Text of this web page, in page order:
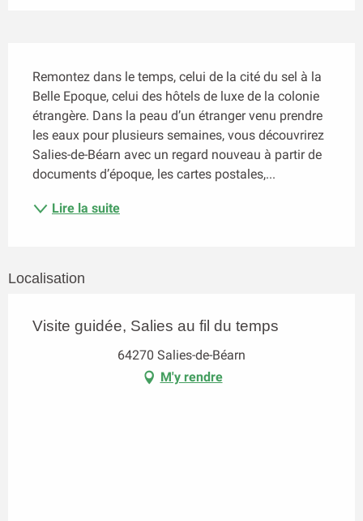
Remontez dans le temps, celui de la cité du sel à la
Belle Epoque, celui des hôtels de luxe de la colonie
étrangère. Dans la peau d’un étranger venu prendre
les eaux pour plusieurs semaines, vous découvrirez
Salies-de-Béarn avec un regard nouveau à partir de
documents d’époque, les cartes postales,...
Lire la suite
Localisation
Visite guidée, Salies au fil du temps
64270 Salies-de-Béarn
M'y rendre